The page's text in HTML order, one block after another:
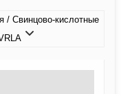
/ Свинцово-кислотные